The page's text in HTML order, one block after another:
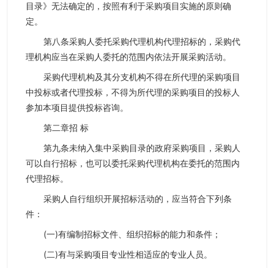
目录》无法确定的，按照有利于采购项目实施的原则确
定。
第八条采购人委托采购代理机构代理招标的，采购代
理机构应当在采购人委托的范围内依法开展采购活动。
采购代理机构及其分支机构不得在所代理的采购项目
中投标或者代理投标，不得为所代理的采购项目的投标人
参加本项目提供投标咨询。
第二章招 标
第九条未纳入集中采购目录的政府采购项目，采购人
可以自行招标，也可以委托采购代理机构在委托的范围内
代理招标。
采购人自行组织开展招标活动的，应当符合下列条
件：
(一)有编制招标文件、组织招标的能力和条件；
(二)有与采购项目专业性相适应的专业人员。